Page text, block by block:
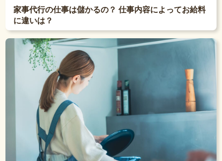
家事代行の仕事は儲かるの？ 仕事内容によってお給料
に違いは？